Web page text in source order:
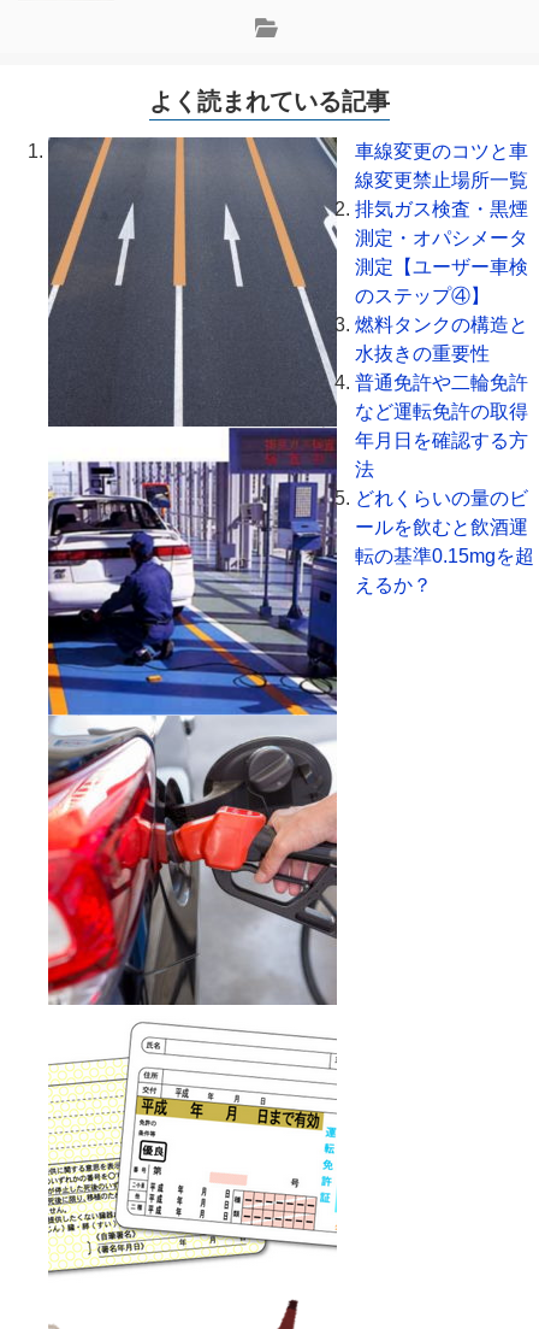
よく読まれている記事
車線変更のコツと車
線変更禁止場所一覧
排気ガス検査・黒煙
測定・オパシメータ
測定【ユーザー車検
のステップ④】
燃料タンクの構造と
水抜きの重要性
普通免許や二輪免許
など運転免許の取得
年月日を確認する方
法
どれくらいの量のビ
ールを飲むと飲酒運
転の基準0.15mgを超
えるか？